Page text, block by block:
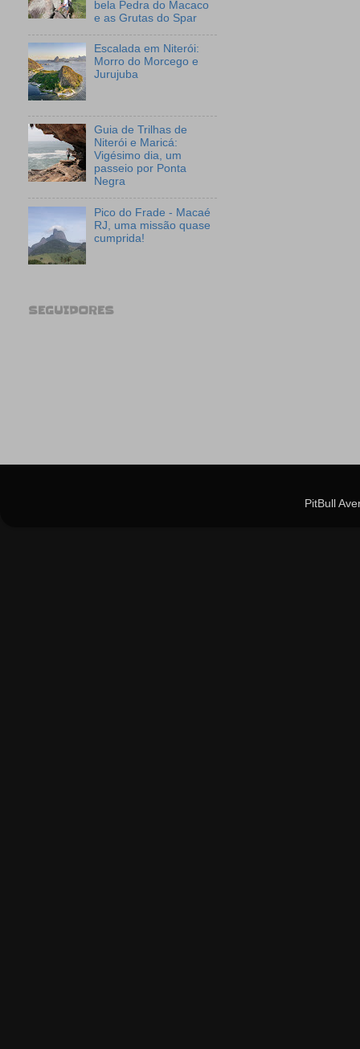
bela Pedra do Macaco
e as Grutas do Spar
Escalada em Niterói:
Morro do Morcego e
Jurujuba
Guia de Trilhas de
Niterói e Maricá:
Vigésimo dia, um
passeio por Ponta
Negra
Pico do Frade - Macaé
RJ, uma missão quase
cumprida!
SEGUIDORES
PitBull